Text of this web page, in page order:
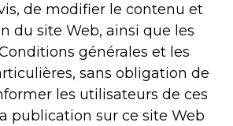
de modifier le contenu et
du site Web, ainsi que les
générales et les
sans obligation de
les utilisateurs de ces
publication sur ce site Web